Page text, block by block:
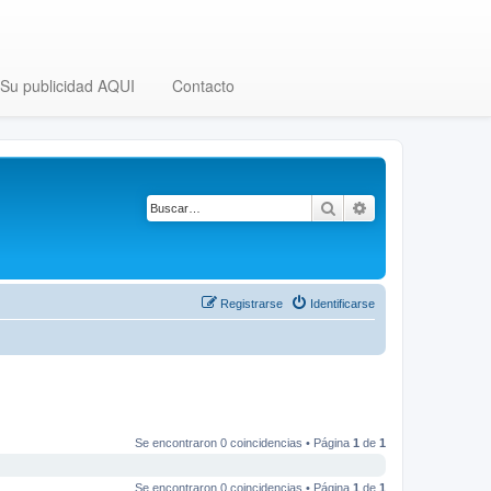
publicidad AQUI Contacto
Buscar
Identificarse
Registrarse
Se encontraron 0 coincidencias • Página 1 de 1
Se encontraron 0 coincidencias • Página 1 de 1